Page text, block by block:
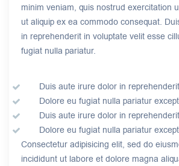
minim veniam, quis nostrud exercitation
ut aliquip ex ea commodo consequat.
in reprehenderit in voluptate velit esse
fugiat nulla pariatur.
Duis aute irure dolor in
Dolore eu fugiat nulla pariatur
Duis aute irure dolor in
Dolore eu fugiat nulla pariatur
Consectetur adipisicing elit, sed do
incididunt ut labore et dolore magna